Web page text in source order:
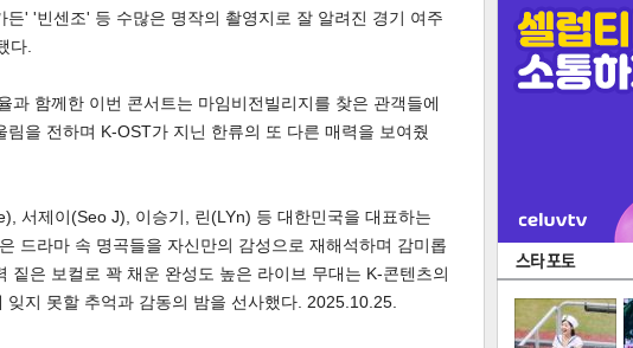
' '빈센조' 등 수많은 명작의 촬영지로 잘 알려진 경기 여주
다.
과 함께한 이번 콘서트는 마임비전빌리지를 찾은 관객들에
을 전하며 K-OST가 지닌 한류의 또 다른 매력을 보여줬
서제이(Seo J), 이승기, 린(LYn) 등 대한민국을 대표하는
드라마 속 명곡들을 자신만의 감성으로 재해석하며 감미롭
짙은 보컬로 꽉 채운 완성도 높은 라이브 무대는 K-콘텐츠의
지 못할 추억과 감동의 밤을 선사했다. 2025.10.25.